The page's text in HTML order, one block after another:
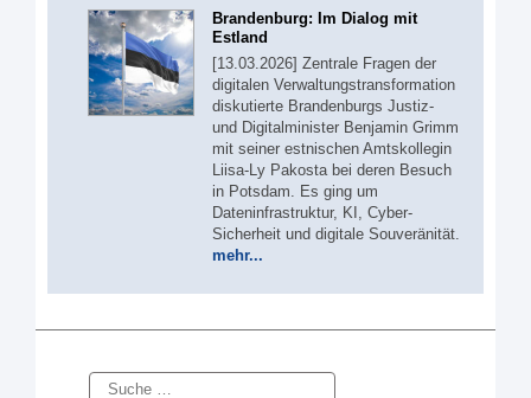
Brandenburg: Im Dialog mit
Estland
[13.03.2026] Zentrale Fragen der
digitalen Verwaltungstransformation
diskutierte Brandenburgs Justiz-
und Digitalminister Benjamin Grimm
mit seiner estnischen Amtskollegin
Liisa-Ly Pakosta bei deren Besuch
in Potsdam. Es ging um
Dateninfrastruktur, KI, Cyber-
Sicherheit und digitale Souveränität.
mehr...
Suche